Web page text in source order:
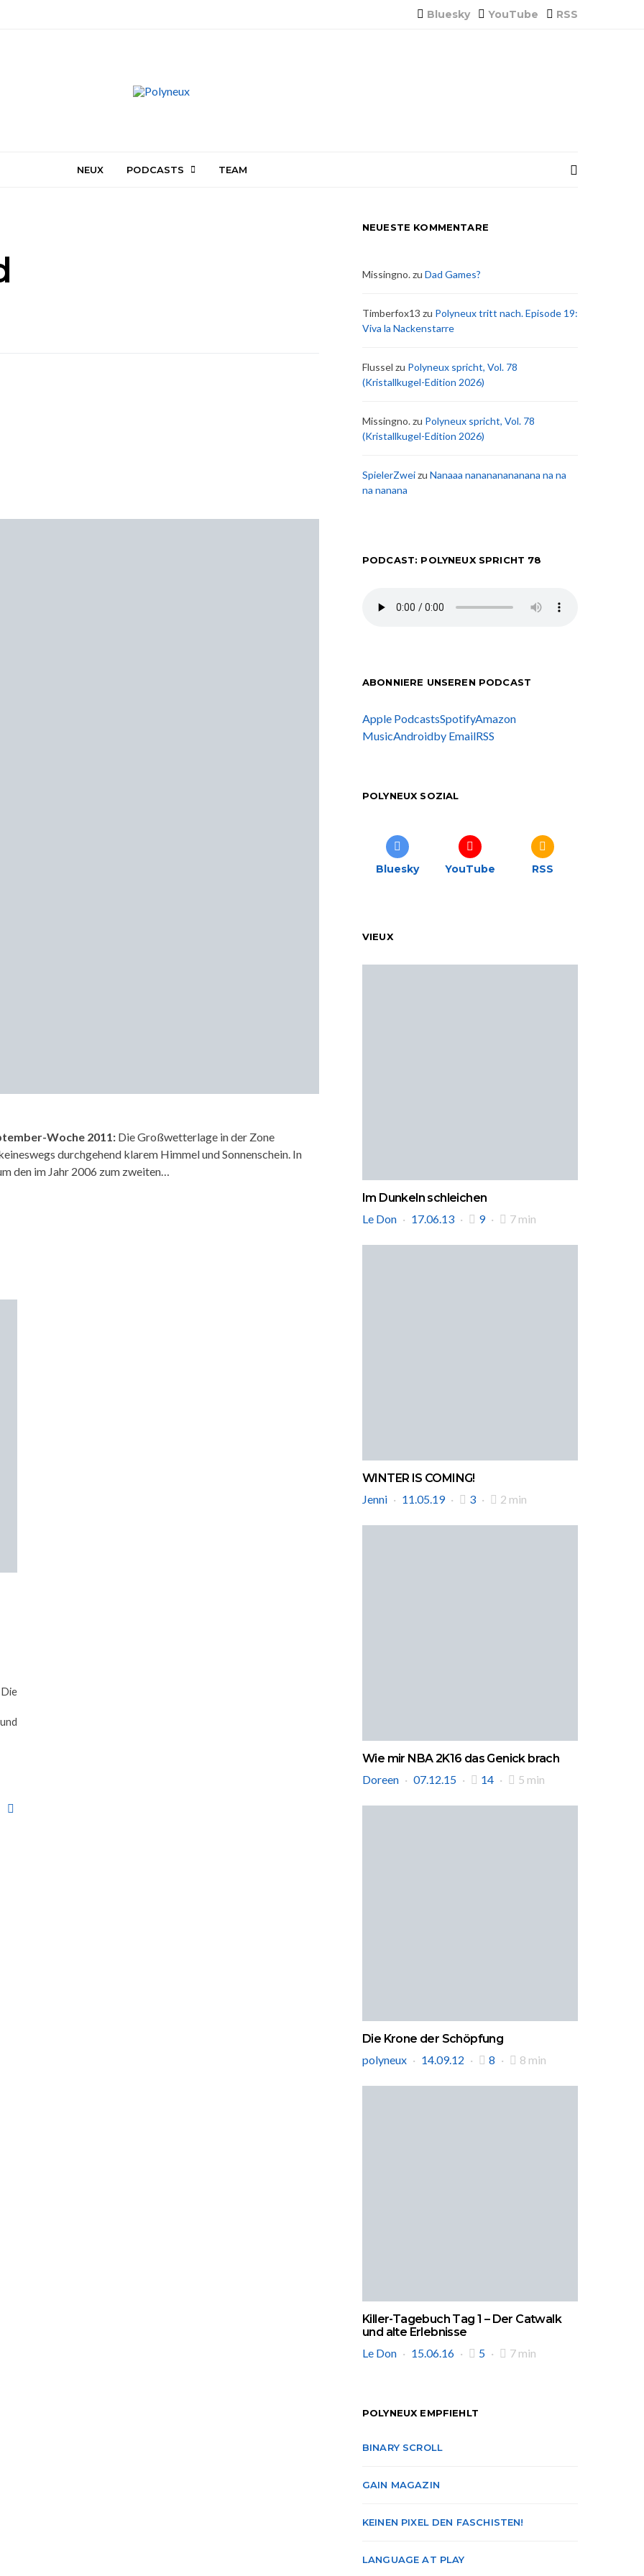
Bluesky YouTube RSS
NEUX PODCASTS TEAM
Woche 2011: Die Großwetterlage in der Zone
durchgehend klarem Himmel und Sonnenschein. In
den im Jahr 2006 zum zweiten…
Die
NEUESTE KOMMENTARE
Missingno.zu Dad Games?
Timberfox13 zu Polyneux tritt nach. Episode 19:
Viva la Nackenstarre
Flussel zu Polyneux spricht, Vol. 78
(Kristallkugel-Edition 2026)
Missingno.zu Polyneux spricht, Vol. 78
(Kristallkugel-Edition 2026)
SpielerZweizu Nanaaa nanananananana na na
na nanana
PODCAST: POLYNEUX SPRICHT 78
ABONNIERE UNSEREN PODCAST
Apple PodcastsSpotifyAmazon
MusicAndroidby EmailRSS
POLYNEUX SOZIAL
Bluesky YouTube RSS
VIEUX
Im Dunkeln schleichen
Le Don
17.06.13 9 7 min
WINTER IS COMING!
Jenni
11.05.19 3 2 min
Wie mir NBA 2K16 das Genick brach
Doreen
07.12.15 14 5 min
Die Krone der Schöpfung
polyneux
14.09.12 8 8 min
Killer-Tagebuch Tag 1 – Der Catwalk
und alte Erlebnisse
Le Don
15.06.16 5 7 min
POLYNEUX EMPFIEHLT
BINARY SCROLL
GAIN MAGAZIN
KEINEN PIXEL DEN FASCHISTEN!
LANGUAGE AT PLAY